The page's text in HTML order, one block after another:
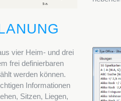
vier Heim- und drei
frei definierbaren
werden können.
Informationen
Sitzen, Liegen,